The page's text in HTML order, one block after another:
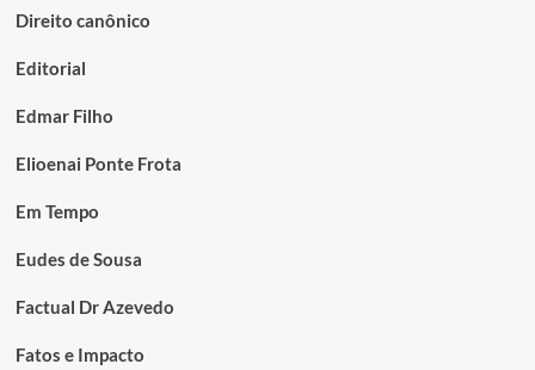
Direito canônico
Editorial
Edmar Filho
Elioenai Ponte Frota
Em Tempo
Eudes de Sousa
Factual Dr Azevedo
Fatos e Impacto